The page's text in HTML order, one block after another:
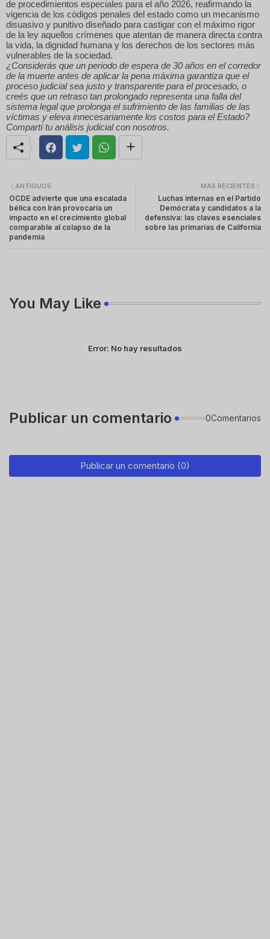
de procedimientos especiales para el año 2026, reafirmando la
vigencia de los códigos penales del estado como un mecanismo
disuasivo y punitivo diseñado para castigar con el máximo rigor
de la ley aquellos crímenes que atentan de manera directa contra
la vida, la dignidad humana y los derechos de los sectores más
vulnerables de la sociedad.
¿Considerás que un periodo de espera de 30 años en el corredor
de la muerte antes de aplicar la pena máxima garantiza que el
proceso judicial sea justo y transparente para el procesado, o
creés que un retraso tan prolongado representa una falla del
sistema legal que prolonga el sufrimiento de las familias de las
víctimas y eleva innecesariamente los costos para el Estado?
Compartí tu análisis judicial con nosotros.
MÁS RECIENTES
Luchas internas en el Partido
Demócrata y candidatos a la
defensiva: las claves esenciales
sobre las primarias de California
ANTIGUOS
OCDE advierte que una escalada
bélica con Irán provocaría un
impacto en el crecimiento global
comparable al colapso de la
pandemia
You May Like
Error: No hay resultados
Publicar un comentario 0Comentarios
Publicar un comentario (0)